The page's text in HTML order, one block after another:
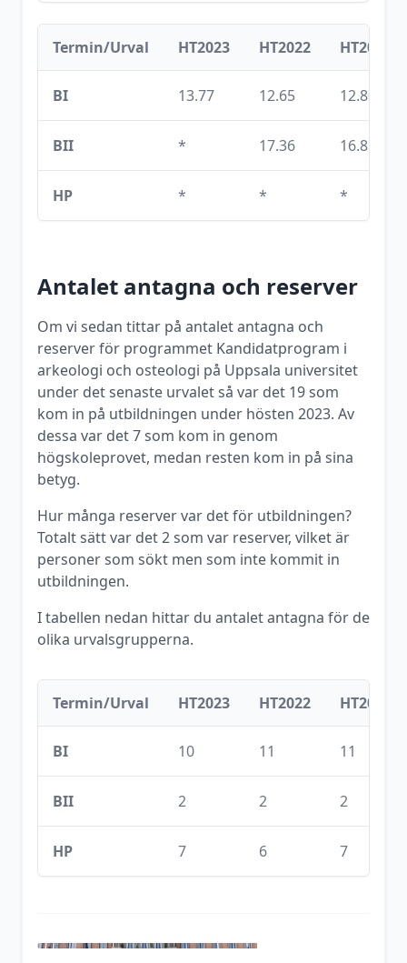
Termin/Urval HT2023 HT2022 HT2021
BI 13.77 12.65 12.80
BII * 17.36 16.81
HP * * *
Antalet antagna och reserver
Om vi sedan tittar på antalet antagna och
reserver för programmet Kandidatprogram i
arkeologi och osteologi på Uppsala universitet
under det senaste urvalet så var det 19som
kom in på utbildningen under hösten 2023. Av
dessa var det7som kom in genom
högskoleprovet, medan resten kom in på sina
betyg.
Hur många reserver var det för utbildningen?
Totalt sätt var det2som var reserver, vilket är
personer som sökt men som inte kommit in
utbildningen.
I tabellen nedan hittar du antalet antagna för de
olika urvalsgrupperna.
Termin/Urval HT2023 HT2022 HT2021
BI 10 11 11
BII 2 2 2
HP 7 6 7